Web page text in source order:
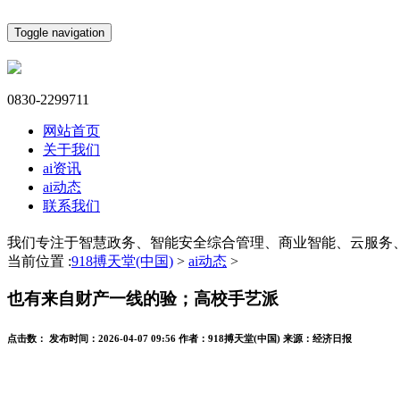
Toggle navigation
0830-2299711
网站首页
关于我们
ai资讯
ai动态
联系我们
我们专注于智慧政务、智能安全综合管理、商业智能、云服务
当前位置 :918搏天堂(中国) > ai动态 >
也有来自财产一线的验；高校手艺派
点击数： 发布时间： 2026-04-07 09:56 作者： 918搏天堂(中国) 来源： 经济日报